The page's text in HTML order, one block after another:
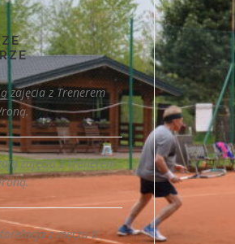
zajęcia z Trenerem
zajęcia z Trenerem
z meczu II